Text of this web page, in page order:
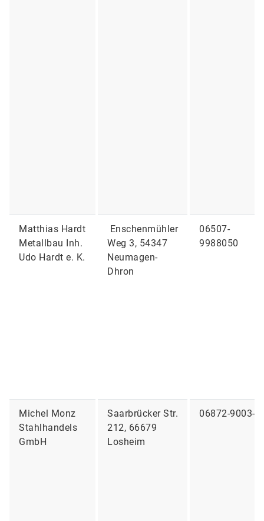
Matthias Hardt
Metallbau Inh.
Udo Hardt e. K.
Enschenmühler
Weg 3, 54347
Neumagen-
Dhron
06507-
9988050
Michel Monz
Stahlhandels
GmbH
Saarbrücker Str.
212, 66679
Losheim
06872-9003-0